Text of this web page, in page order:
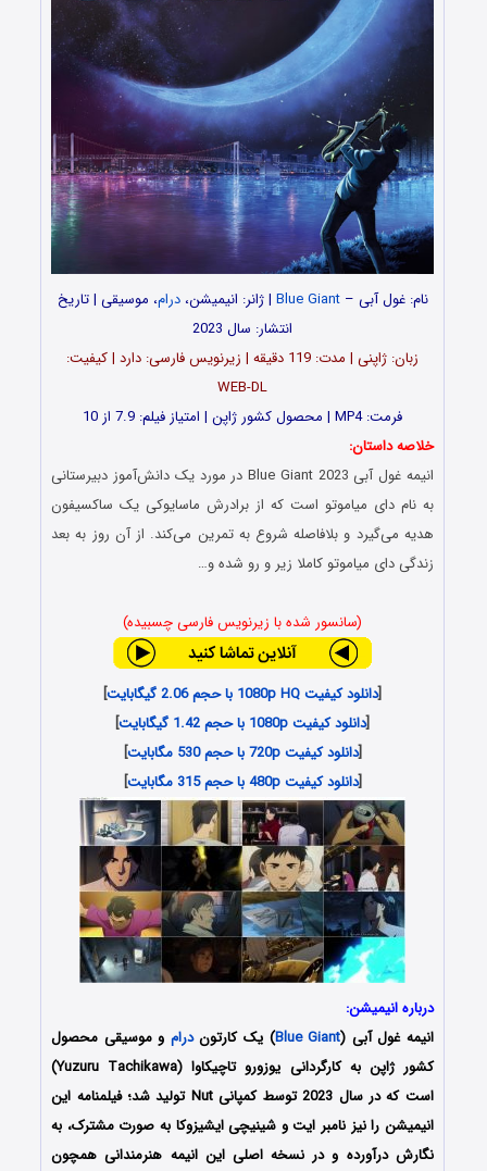
نام:غول آبی –Blue Giant | ژانر: انیمیشن،درام، موسیقی | تاریخ
انتشار: سال 2023
زبان: ژاپنی | مدت‌: 119 دقیقه | زیرنویس فارسی: دارد | کیفیت:
WEB-DL
فرمت: MP4 | محصول کشور ژاپن | امتیاز فیلم: 7.9 از 10
خلاصه داستان:
انیمه غول آبی
Blue Giant 2023 در مورد یک دانش‌آموز دبیرستانی
به نام دای میاموتو است که از برادرش ماسایوکی یک ساکسیفون
هدیه می‌گیرد و بلافاصله شروع به تمرین می‌کند. از آن روز به بعد
زندگی دای میاموتو کاملا زیر و رو شده و…
(سانسور شده با زیرنویس فارسی چسبیده)
[دانلود کیفیت 1080p HQ با حجم 2.06 گیگابایت
]
[دانلود کیفیت 1080p با حجم 1.42 گیگابایت
]
[دانلود کیفیت 720p با حجم 530 مگابایت
]
[دانلود کیفیت 480p با حجم 315 مگابایت ]
درباره انیمیشن:
انیمهغول آبی (
Blue Giant) یک کارتوندرام و موسیقی محصول
کشور ژاپن به کارگردانی یوزورو تاچیکاوا (Yuzuru Tachikawa)
است که در سال 2023 توسط کمپانی Nut تولید شد؛ فیلمنامه این
انیمیشن را نیز نامبر ایت و شینیچی ایشیزوکا به صورت مشترک، به
نگارش درآورده و در نسخه اصلی این انیمه هنرمندانی همچون